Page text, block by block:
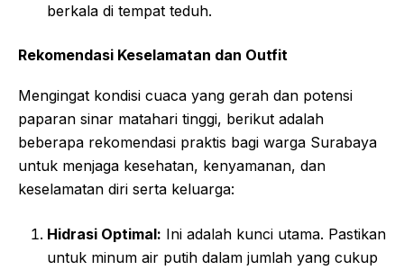
berkala di tempat teduh.
Rekomendasi Keselamatan dan Outfit
Mengingat kondisi cuaca yang gerah dan potensi
paparan sinar matahari tinggi, berikut adalah
beberapa rekomendasi praktis bagi warga Surabaya
untuk menjaga kesehatan, kenyamanan, dan
keselamatan diri serta keluarga:
Hidrasi Optimal: Ini adalah kunci utama. Pastikan
untuk minum air putih dalam jumlah yang cukup